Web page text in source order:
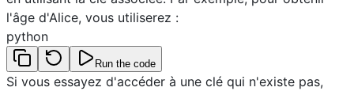
l'âge d'Alice, vous utiliserez :
python
Run the code
Si vous essayez d'accéder à une clé qui n'existe pas,